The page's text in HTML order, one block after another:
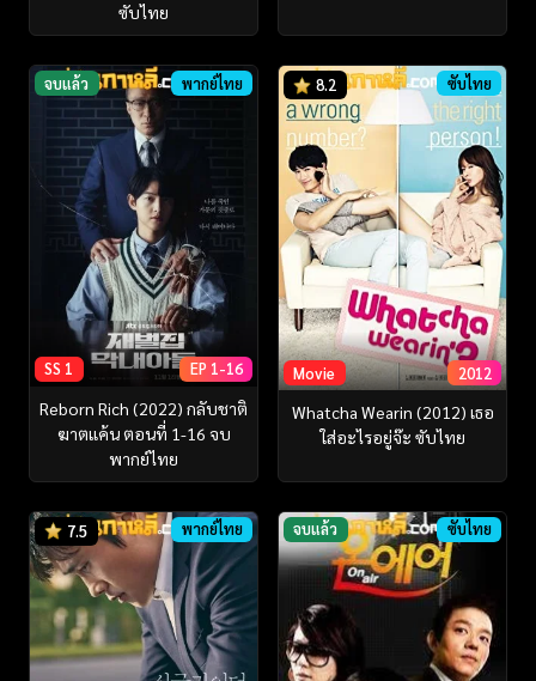
ซับไทย
จบแล้ว พากย์ไทย
SS 1 EP 1-16
Reborn Rich (2022) กลับชาติ
ฆาตแค้น ตอนที่ 1-16 จบ
พากย์ไทย
8.2 ซับไทย
Movie 2012
Whatcha Wearin (2012) เธอ
ใส่อะไรอยู่จ๊ะ ซับไทย
7.5 พากย์ไทย จบแล้ว ซับไทย